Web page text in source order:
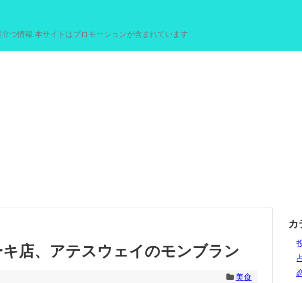
つ情報.本サイトはプロモーションが含まれています
店、アテスウェイのモンブラン
美食
カ